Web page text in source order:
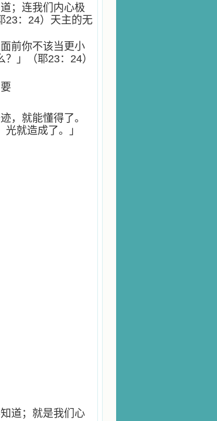
；连我们内心极
23：24）天主的无
前你不该当更小
」（耶23：24）
，就能懂得了。
就造成了。」
道；就是我们心